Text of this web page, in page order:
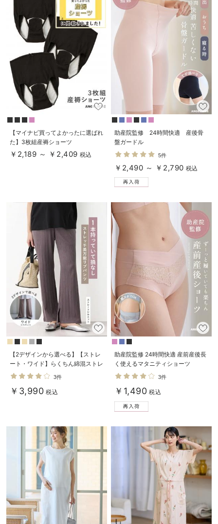
【マイナビ買ってよかったに選ばれ
た】3枚組産褥ショーツ
￥2,189 ～ ￥2,409 税込
助産院監修 24時間快適 産後骨
盤ガードル
5件
￥2,490 ～ ￥2,790 税込
【2デザインから選べる】【ストレ
ート・ワイド】らくちん綿混ストレ
ッチリブパンツ マタニティ・産後
【出産後も長く使える】
3件
￥3,990 税込
助産院監修 24時間快適 産前産後長
く使えるマタニティショーツ
3件
￥1,490 税込